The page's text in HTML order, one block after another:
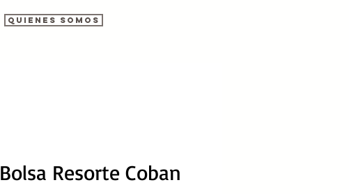
Quienes somos
Bolsa Resorte Coban